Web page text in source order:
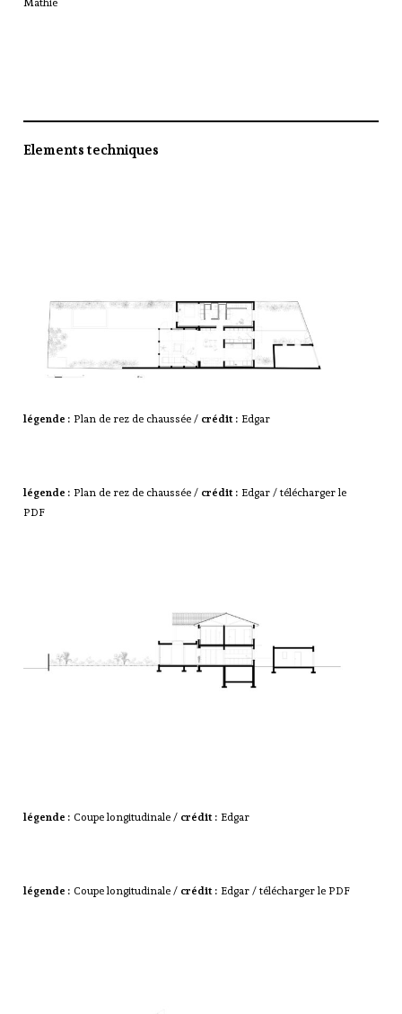
Mathie
Elements techniques
légende : Plan de rez de chaussée / crédit : Edgar
légende : Plan de rez de chaussée / crédit : Edgar /télécharger le
PDF
légende : Coupe longitudinale / crédit : Edgar
légende : Coupe longitudinale / crédit : Edgar /télécharger le PDF